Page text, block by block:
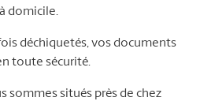
domicile.
déchiquetés, vos documents
toute sécurité.
sommes situés près de chez